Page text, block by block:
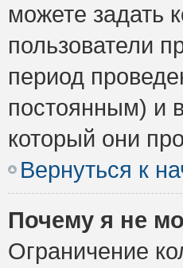
можете задать
пользователи
период
постоянным) и
который они
Вернуться к
Почему я не
Ограничение